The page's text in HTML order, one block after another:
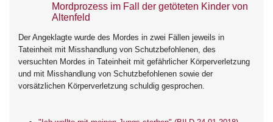
Mordprozess im Fall der getöteten Kinder von
Altenfeld
Der Angeklagte wurde des Mordes in zwei Fällen jeweils in
Tateinheit mit Misshandlung von Schutzbefohlenen, des
versuchten Mordes in Tateinheit mit gefährlicher Körperverletzung
und mit Misshandlung von Schutzbefohlenen sowie der
vorsätzlichen Körperverletzung schuldig gesprochen.